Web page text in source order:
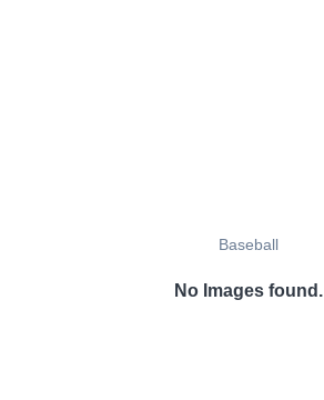
Baseball
No Images found.